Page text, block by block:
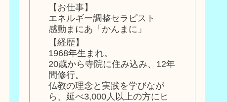
【お仕事】
エネルギー調整セラピスト
感動まにあ「かんまに」
【経歴】
1968年生まれ。
20歳から寺院に住み込み、12年
間修行。
仏教の理念と実践を学びなが
ら、延べ3,000人以上の方にヒ